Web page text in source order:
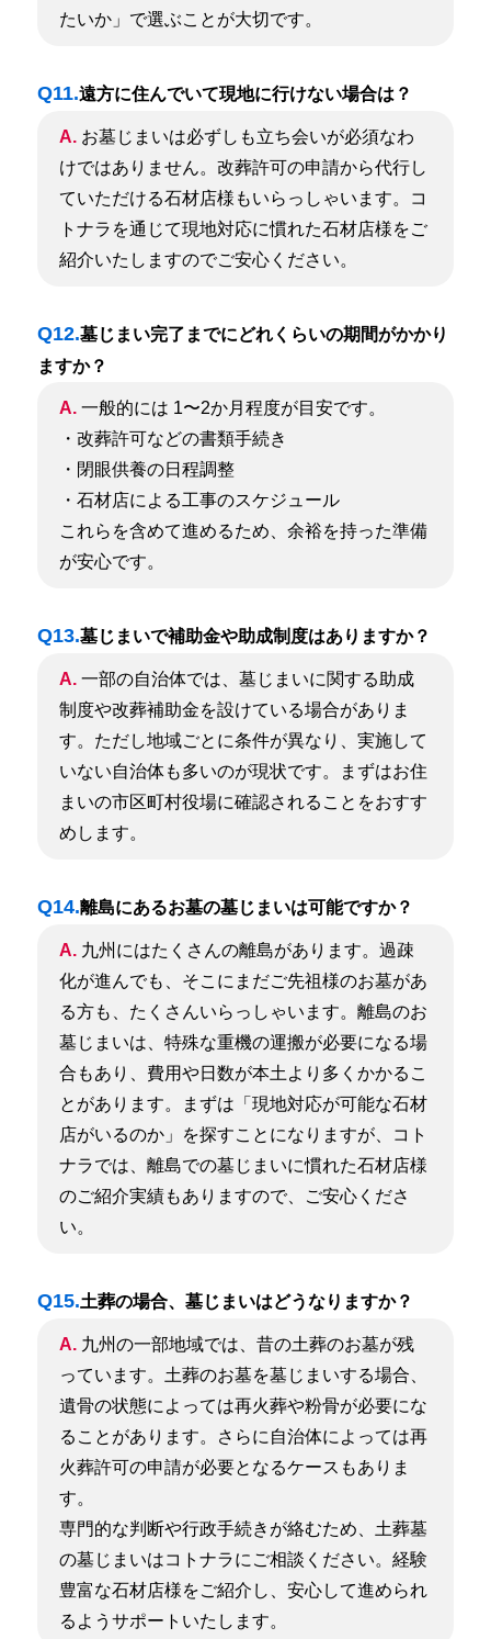
たいか」で選ぶことが大切です。
Q11.遠方に住んでいて現地に行けない場合は？
A. お墓じまいは必ずしも立ち会いが必須なわ
けではありません。改葬許可の申請から代行し
ていただける石材店様もいらっしゃいます。コ
トナラを通じて現地対応に慣れた石材店様をご
紹介いたしますのでご安心ください。
Q12.墓じまい完了までにどれくらいの期間がかかり
ますか？
A.一般的には 1〜2か月程度が目安です。
・改葬許可などの書類手続き
・閉眼供養の日程調整
・石材店による工事のスケジュール
これらを含めて進めるため、余裕を持った準備
が安心です。
Q13.墓じまいで補助金や助成制度はありますか？
A.一部の自治体では、墓じまいに関する助成
制度や改葬補助金を設けている場合がありま
す。ただし地域ごとに条件が異なり、実施して
いない自治体も多いのが現状です。まずはお住
まいの市区町村役場に確認されることをおすす
めします。
Q14.離島にあるお墓の墓じまいは可能ですか？
A. 九州にはたくさんの離島があります。過疎
化が進んでも、そこにまだご先祖様のお墓があ
る方も、たくさんいらっしゃいます。離島のお
墓じまいは、特殊な重機の運搬が必要になる場
合もあり、費用や日数が本土より多くかかるこ
とがあります。
まずは「現地対応が可能な石材
店がいるのか」を探すことになりますが、コト
ナラでは、離島での墓じまいに慣れた石材店様
のご紹介実績もありますので、ご安心くださ
い。
Q15.土葬の場合、墓じまいはどうなりますか？
A. 九州の一部地域では、昔の土葬のお墓が残
っています。土葬のお墓を墓じまいする場合、
遺骨の状態によっては再火葬や粉骨が必要にな
ることがあります。さらに自治体によっては再
火葬許可の申請が必要となるケースもありま
す。
専門的な判断や行政手続きが絡むため、土葬墓
の墓じまいはコトナラにご相談ください。経験
豊富な石材店様をご紹介し、安心して進められ
るようサポートいたします。